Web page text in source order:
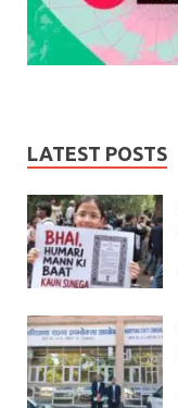
LATEST POSTS